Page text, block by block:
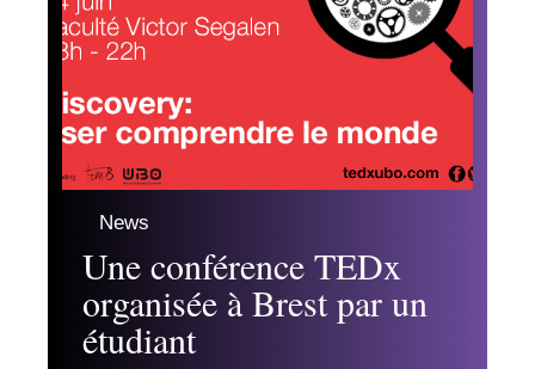
News
Une conférence TEDx
organisée à Brest par un
étudiant